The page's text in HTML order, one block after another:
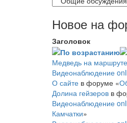
Новое на
Заголовок
Медведь на
Видеонаблюдение
О сайте в форуме «
Долина гейзеров в
Видеонаблюдение
Камчатки»